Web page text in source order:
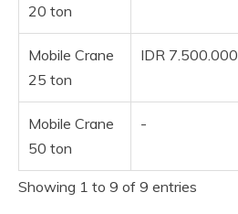
20 ton
Mobile Crane
25 ton
IDR 7.500.000
Mobile Crane
50 ton
-
Showing 1 to 9 of 9 entries